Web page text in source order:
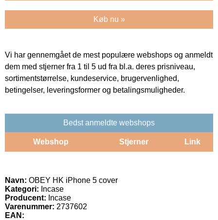
Køb nu »
Vi har gennemgået de mest populære webshops og anmeldt
dem med stjerner fra 1 til 5 ud fra bl.a. deres prisniveau,
sortimentstørrelse, kundeservice, brugervenlighed,
betingelser, leveringsformer og betalingsmuligheder.
Bedst anmeldte webshops
Webshop Stjerner Link
Navn: OBEY HK iPhone 5 cover
Kategori: Incase
Producent: Incase
Varenummer: 2737602
EAN: